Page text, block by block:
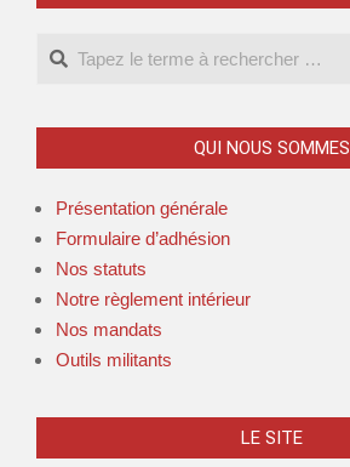
QUI NOUS SOMMES
Présentation générale
Formulaire d’adhésion
Nos statuts
Notre règlement intérieur
Nos mandats
Outils militants
LE SITE